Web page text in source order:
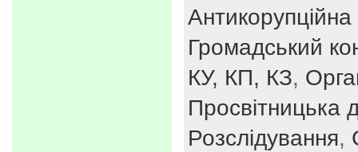
Антикорупційна
Громадський
КУ, КП, КЗ,
Просвітницька
Розслідування,